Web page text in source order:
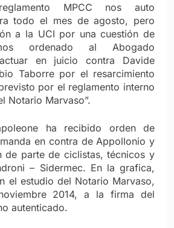
MPCC nos auto
todo el mes de agosto, pero
a la UCI por una cuestión de
ordenado al Abogado
en juicio contra Davide
Taborre por el resarcimiento
por el reglamento interno
Notario Marvaso”.
ha recibido orden de
en contra de Appollonio y
de parte de ciclistas, técnicos y
– Sidermec. En la grafica,
el estudio del Notario Marvaso,
2014, a la firma del
autenticado.